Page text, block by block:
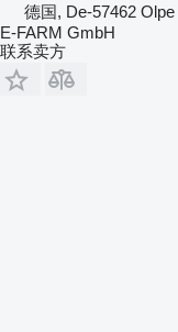
德国, De-57462 Olpe
E-FARM GmbH
联系卖方